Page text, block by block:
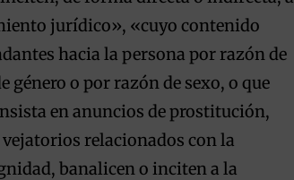
jurídico», «cuyo contenido
hacia la persona por razón de
género o por razón de sexo, o que
en anuncios de prostitución,
relacionados con la
banalicen o inciten a la